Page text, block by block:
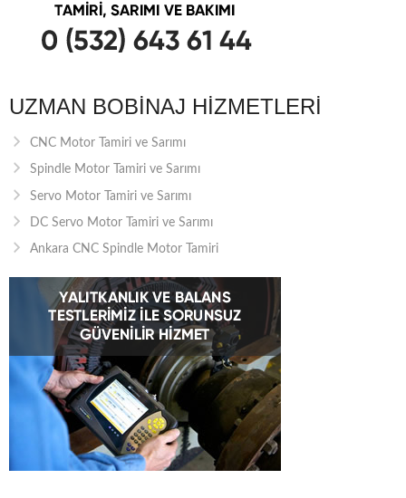
UZMAN BOBINAJ HIZMETLERI
CNC Motor Tamiri ve Sarımı
Spindle Motor Tamiri ve Sarımı
Servo Motor Tamiri ve Sarımı
DC Servo Motor Tamiri ve Sarımı
Ankara CNC Spindle Motor Tamiri